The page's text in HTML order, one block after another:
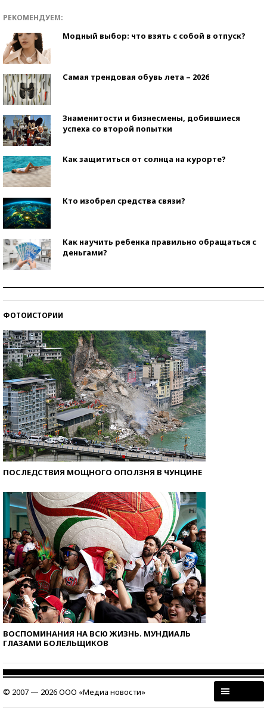
РЕКОМЕНДУЕМ:
Модный выбор: что взять с собой в отпуск?
Самая трендовая обувь лета – 2026
Знаменитости и бизнесмены, добившиеся
успеха со второй попытки
Как защититься от солнца на курорте?
Кто изобрел средства связи?
Как научить ребенка правильно обращаться с
деньгами?
ФОТОИСТОРИИ
ПОСЛЕДСТВИЯ МОЩНОГО ОПОЛЗНЯ В ЧУНЦИНЕ
ВОСПОМИНАНИЯ НА ВСЮ ЖИЗНЬ. МУНДИАЛЬ
ГЛАЗАМИ БОЛЕЛЬЩИКОВ
© 2007 — 2026 ООО «Медиа новости»